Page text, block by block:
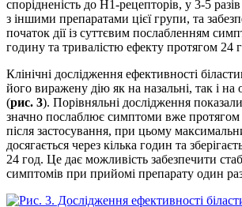
спорідненість до Н1-рецепторів, у 3-5
з іншими препаратами цієї групи, та
початок дії із суттєвим послабленням
годину та тривалістю ефекту протягом 24
Клінічні дослі­дження ефективності
його виражену дію як на назальні, так і
(рис. 3). Порівняльні дослі­дження
значно послаблює симптоми вже
після застосування, при цьому
досягається через кілька годин та
24 год. Це дає можливість забезпечити
симптомів при прийомі препарату один